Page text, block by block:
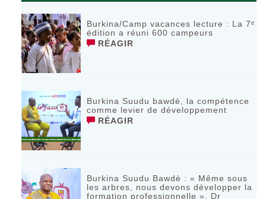
Burkina/Camp vacances lecture : La 7ᵉ
édition a réuni 600 campeurs
RÉAGIR
Burkina Suudu bawdè, la compétence
comme levier de développement
RÉAGIR
Burkina Suudu Bawdè : « Même sous
les arbres, nous devons développer la
formation professionnelle », Dr